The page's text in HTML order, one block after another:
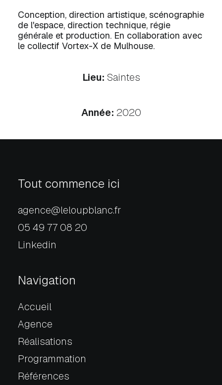
Conception, direction artistique, scénographie
de l'espace, direction technique, régie
générale et production. En collaboration avec
le collectif Vortex-X de Mulhouse.
Lieu: Saintes
Année: 2020
Tout commence ici
agence@leloupblanc.fr
05 49 77 08 20
Linkedin
Navigation
Accueil
Agence
Réalisations
Programmation
Références